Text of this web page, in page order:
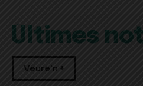
Últimes
Veure'n +